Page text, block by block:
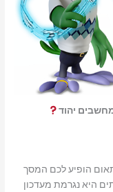
יהוד
הופיע לכם המסך
היא נגרמת מעדכון